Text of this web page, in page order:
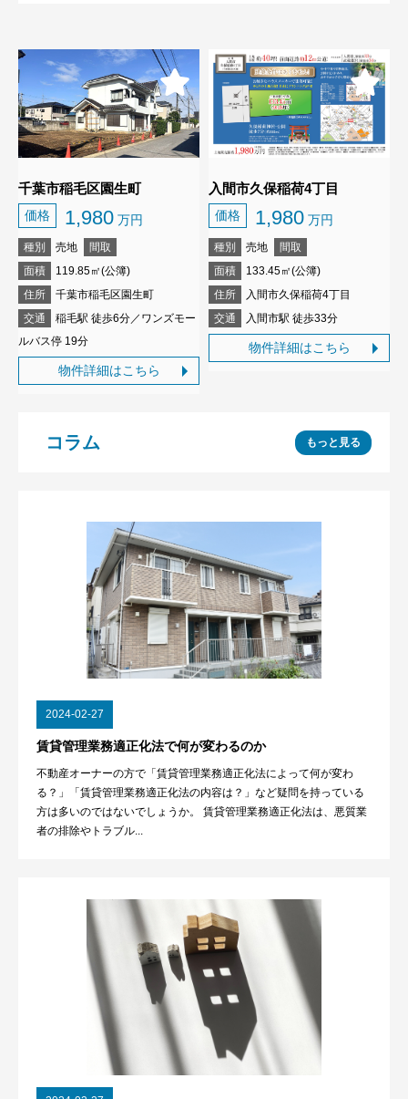
千葉市稲毛区園生町
価格 1,980 万円
種別 売地
間取
面積
119.85㎡(公簿)
住所
千葉市稲毛区園生町
交通
稲毛駅 徒歩6分／ワンズモー
ルバス停 19分
物件詳細はこちら
入間市久保稲荷4丁目
価格 1,980 万円
種別 売地
間取
面積
133.45㎡(公簿)
住所
入間市久保稲荷4丁目
交通
入間市駅 徒歩33分
物件詳細はこちら
コラム もっと見る
2024-02-27
賃貸管理業務適正化法で何が変わるのか
不動産オーナーの方で「賃貸管理業務適正化法によって何が変わ
る？」「賃貸管理業務適正化法の内容は？」など疑問を持っている
方は多いのではないでしょうか。 賃貸管理業務適正化法は、悪質業
者の排除やトラブル...